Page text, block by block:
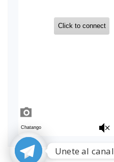
Unete al canal